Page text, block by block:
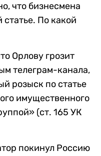
что бизнесмена
По какой
Орлову грозит
телеграм-канала,
розыск по статье
имущественного
(ст. 165 УК
покинул Россию